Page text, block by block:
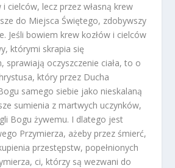
i cielców, lecz przez własną krew
do Miejsca Świętego, zdobywszy
Jeśli bowiem krew kozłów i cielców
którymi skrapia się
sprawiają oczyszczenie ciała, to o
który przez Ducha
samego siebie jako nieskalaną
sumienia z martwych uczynków,
Bogu żywemu. I dlatego jest
Przymierza, ażeby przez śmierć,
przestępstw, popełnionych
ci, którzy są wezwani do